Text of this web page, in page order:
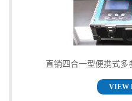
直销四合一型便携式
VIEW